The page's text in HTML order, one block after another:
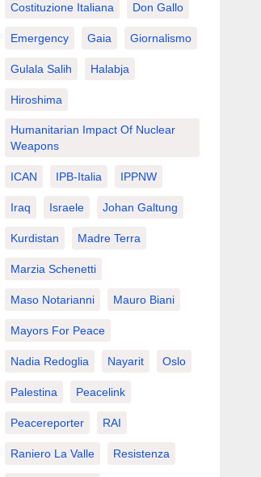
Costituzione Italiana Don Gallo
Emergency Gaia Giornalismo
Gulala Salih Halabja
Hiroshima
Humanitarian Impact Of Nuclear
Weapons
ICAN IPB-Italia IPPNW
Iraq Israele Johan Galtung
Kurdistan Madre Terra
Marzia Schenetti
Maso Notarianni Mauro Biani
Mayors For Peace
Nadia Redoglia Nayarit Oslo
Palestina Peacelink
Peacereporter RAI
Raniero La Valle Resistenza